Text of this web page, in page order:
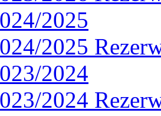
2025
2025
2024
2024